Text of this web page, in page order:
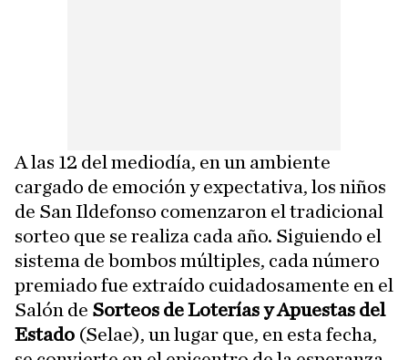
A las 12 del mediodía, en un ambiente
cargado de emoción y expectativa, los niños
de San Ildefonso comenzaron el tradicional
sorteo que se realiza cada año. Siguiendo el
sistema de bombos múltiples, cada número
premiado fue extraído cuidadosamente en el
Salón de Sorteos de Loterías y Apuestas del
Estado (Selae), un lugar que, en esta fecha,